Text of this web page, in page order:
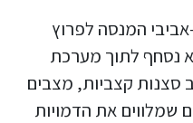
המנסה לפרוץ
נסחף לתוך מערכת
סצנות קצביות, מצבים
שמלווים את הדמויות